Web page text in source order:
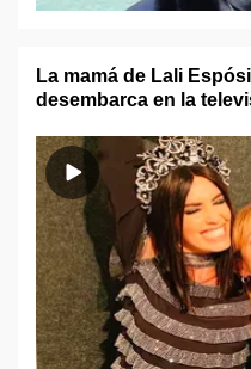
La mamá de Lali
desembarca en la